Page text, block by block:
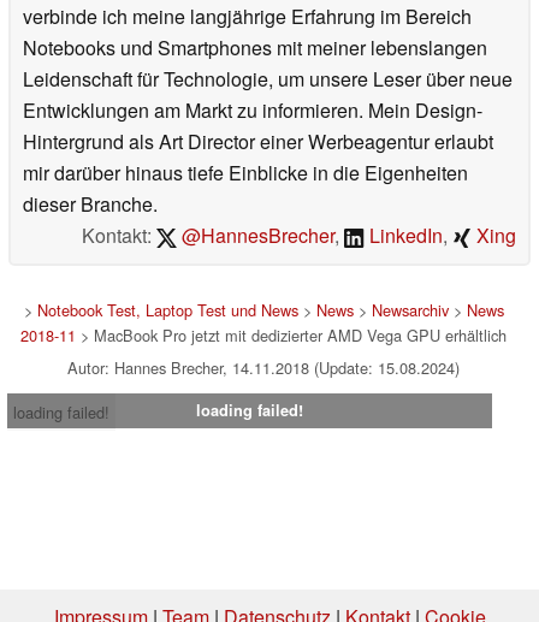
verbinde ich meine langjährige Erfahrung im Bereich
Notebooks und Smartphones mit meiner lebenslangen
Leidenschaft für Technologie, um unsere Leser über neue
Entwicklungen am Markt zu informieren. Mein Design-
Hintergrund als Art Director einer Werbeagentur erlaubt
mir darüber hinaus tiefe Einblicke in die Eigenheiten
dieser Branche.
Kontakt:
@HannesBrecher, LinkedIn, Xing
> Notebook Test, Laptop Test und News> News> Newsarchiv> News
2018-11 > MacBook Pro jetzt mit dedizierter AMD Vega GPU erhältlich
Autor: Hannes Brecher, 14.11.2018 (Update: 15.08.2024)
loading failed!
loading failed!
Impressum| Team| Datenschutz | Kontakt| Cookie